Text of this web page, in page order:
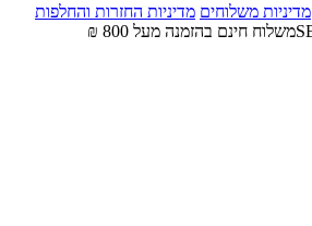
מדיניות משלוחים מדיניות החזרות והחלפות
משלוח חינם בהזמנה מעל 800 ₪